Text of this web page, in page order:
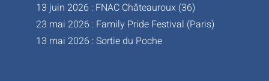
13 juin 2026 : FNAC Châteauroux (36)
23 mai 2026 : Family Pride Festival (Paris)
13 mai 2026 : Sortie du Poche